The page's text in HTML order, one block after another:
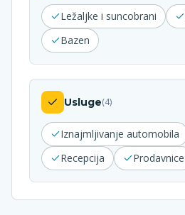
Ležaljke i suncobrani
Bazen
Usluge(4)
Iznajmljivanje automobila
Recepcija
Prodavnice